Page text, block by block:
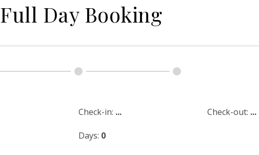
Full Day Booking
Check-in: ... Check-out: ...
Days: 0